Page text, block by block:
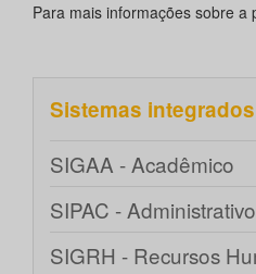
Para mais informações sobre a
Sistemas integrados
SIGAA - Acadêmico
SIPAC - Administrativo
SIGRH - Recursos